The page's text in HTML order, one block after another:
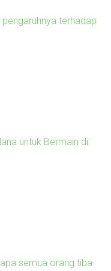
terhadap
untuk Bermain di
semua orang tiba-